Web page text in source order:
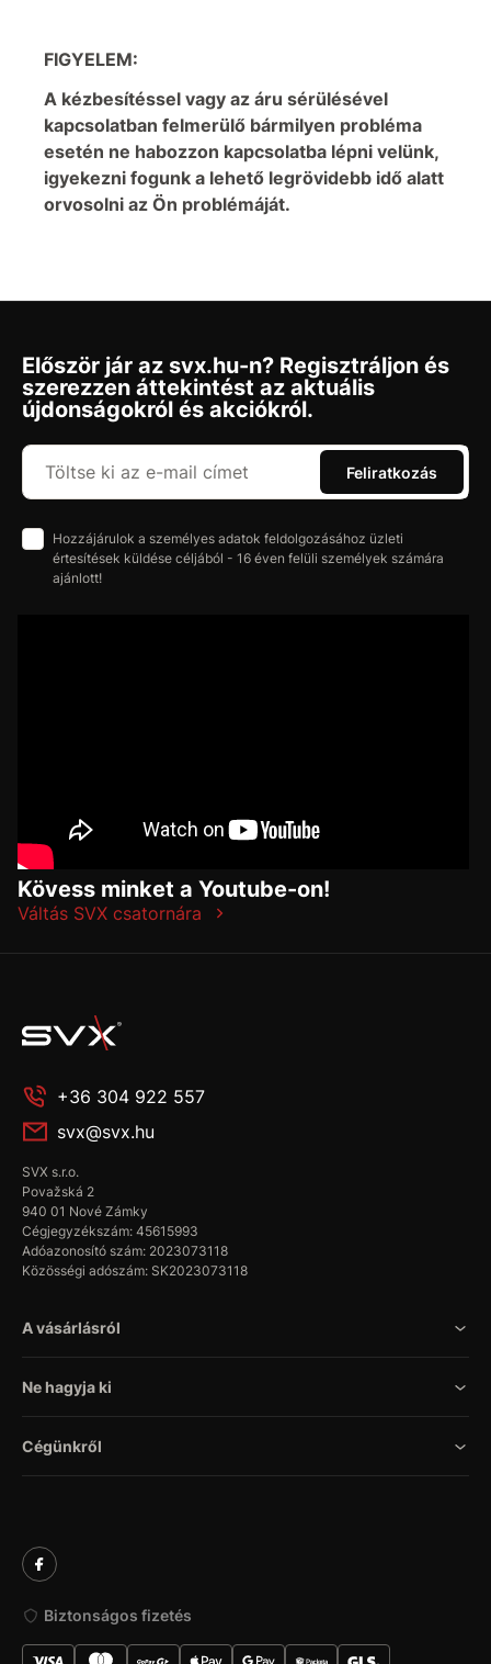
FIGYELEM:
A kézbesítéssel vagy az áru sérülésével
kapcsolatban felmerülő bármilyen probléma
esetén ne habozzon kapcsolatba lépni velünk,
igyekezni fogunk a lehető legrövidebb idő alatt
orvosolni az Ön problémáját.
Először jár az svx.hu-n? Regisztráljon és
szerezzen áttekintést az aktuális
újdonságokról és akciókról.
Feliratkozás
Hozzájárulok a személyes adatok feldolgozásához üzleti
értesítések küldése céljából - 16 éven felüli személyek számára
ajánlott!
Kövess minket a Youtube-on!
Váltás SVX csatornára
+36 304 922 557
svx@svx.hu
SVX s.r.o.
Považská 2
940 01 Nové Zámky
Cégjegyzékszám: 45615993
Adóazonosító szám: 2023073118
Közösségi adószám: SK2023073118
A vásárlásról
Ne hagyja ki
Cégünkről
Biztonságos fizetés